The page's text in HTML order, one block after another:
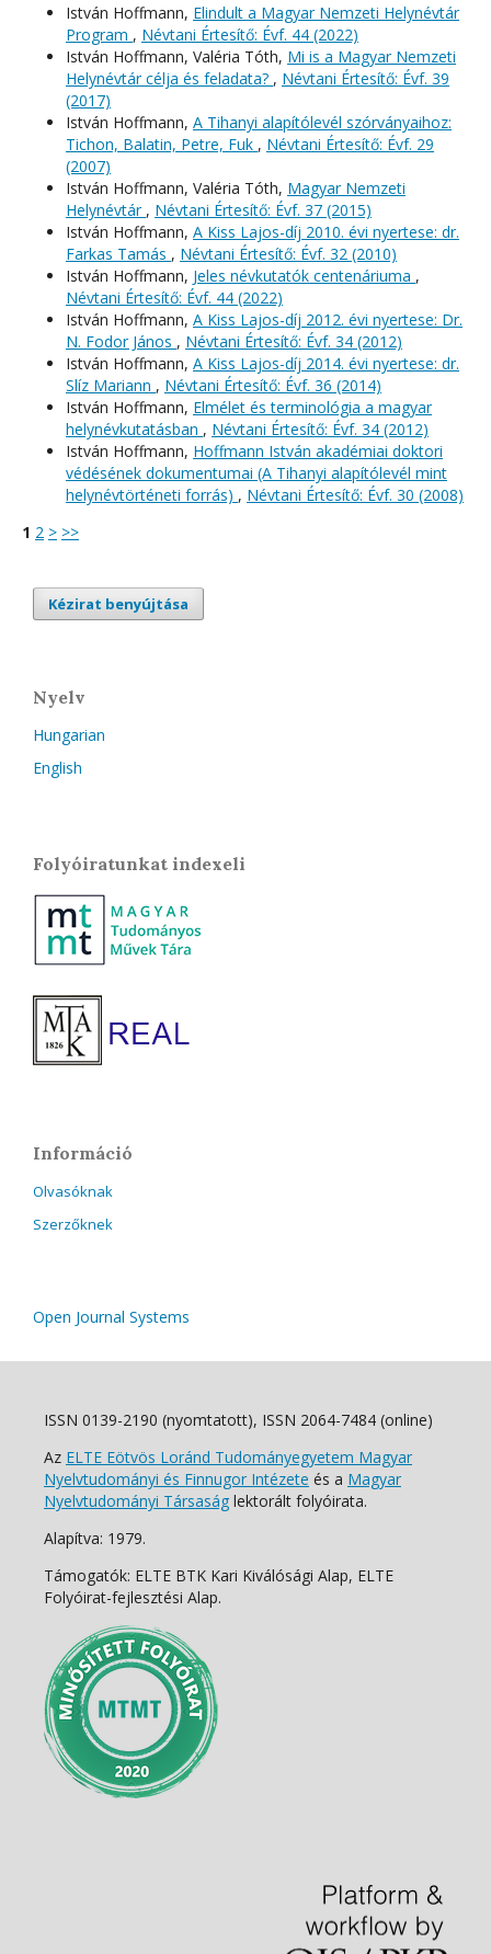
István Hoffmann, Elindult a Magyar Nemzeti Helynévtár
Program , Névtani Értesítő: Évf. 44 (2022)
István Hoffmann, Valéria Tóth, Mi is a Magyar Nemzeti
Helynévtár célja és feladata? , Névtani Értesítő: Évf. 39
(2017)
István Hoffmann, A Tihanyi alapítólevél szórványaihoz:
Tichon, Balatin, Petre, Fuk , Névtani Értesítő: Évf. 29
(2007)
István Hoffmann, Valéria Tóth, Magyar Nemzeti
Helynévtár , Névtani Értesítő: Évf. 37 (2015)
István Hoffmann, A Kiss Lajos-díj 2010. évi nyertese: dr.
Farkas Tamás , Névtani Értesítő: Évf. 32 (2010)
István Hoffmann, Jeles névkutatók centenáriuma ,
Névtani Értesítő: Évf. 44 (2022)
István Hoffmann, A Kiss Lajos-díj 2012. évi nyertese: Dr.
N. Fodor János , Névtani Értesítő: Évf. 34 (2012)
István Hoffmann, A Kiss Lajos-díj 2014. évi nyertese: dr.
Slíz Mariann , Névtani Értesítő: Évf. 36 (2014)
István Hoffmann, Elmélet és terminológia a magyar
helynévkutatásban , Névtani Értesítő: Évf. 34 (2012)
István Hoffmann, Hoffmann István akadémiai doktori
védésének dokumentumai (A Tihanyi alapítólevél mint
helynévtörténeti forrás) , Névtani Értesítő: Évf. 30 (2008)
1 2 > >>
Kézirat benyújtása
Nyelv
Hungarian
English
Folyóiratunkat indexeli
Információ
Olvasóknak
Szerzőknek
Open Journal Systems
ISSN 0139-2190 (nyomtatott), ISSN 2064-7484 (online)
Az ELTE Eötvös Loránd Tudományegyetem Magyar
Nyelvtudományi és Finnugor Intézete és a Magyar
Nyelvtudományi Társaság lektorált folyóirata.
Alapítva: 1979.
Támogatók: ELTE BTK Kari Kiválósági Alap, ELTE
Folyóirat-fejlesztési Alap.